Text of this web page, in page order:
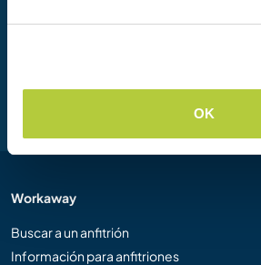
OK
Workaway
Buscar a un anfitrión
Información para anfitriones